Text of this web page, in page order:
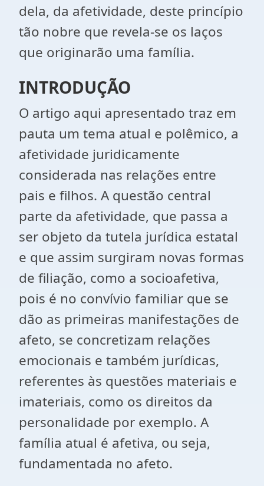
dela, da afetividade, deste princípio
tão nobre que revela-se os laços
que originarão uma família.
INTRODUÇÃO
O artigo aqui apresentado traz em
pauta um tema atual e polêmico, a
afetividade juridicamente
considerada nas relações entre
pais e filhos. A questão central
parte da afetividade, que passa a
ser objeto da tutela jurídica estatal
e que assim surgiram novas formas
de filiação, como a socioafetiva,
pois é no convívio familiar que se
dão as primeiras manifestações de
afeto, se concretizam relações
emocionais e também jurídicas,
referentes às questões materiais e
imateriais, como os direitos da
personalidade por exemplo. A
família atual é afetiva, ou seja,
fundamentada no afeto.